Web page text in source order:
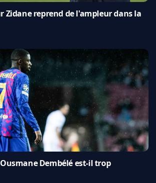
Zidane reprend de l'ampleur dans la
Ousmane Dembélé est-il trop